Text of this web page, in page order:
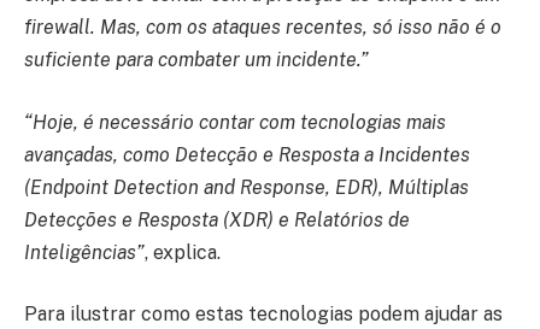
firewall. Mas, com os ataques recentes, só isso não é o
suficiente para combater um incidente.”
“Hoje, é necessário contar com tecnologias mais
avançadas, como Detecção e Resposta a Incidentes
(Endpoint Detection and Response, EDR), Múltiplas
Detecções e Resposta (XDR) e Relatórios de
Inteligências”, explica.
Para ilustrar como estas tecnologias podem ajudar as